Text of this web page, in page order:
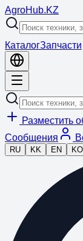
AgroHub.KZ
КаталогЗапчасти
Разместить
Сообщения
RU KK EN KO